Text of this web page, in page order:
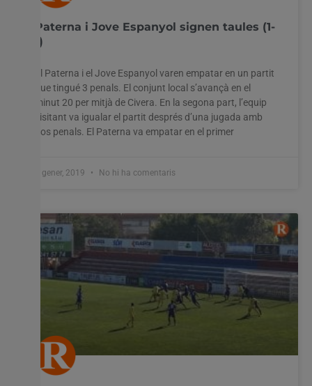
Paterna i Jove Espanyol signen taules (1-
1)
El Paterna i el Jove Espanyol varen empatar en un partit
que tingué 3 penals. El conjunt local s’avançà en el
minut 20 per mitjà de Civera. En la segona part, l’equip
visitant va igualar el partit després d’una jugada amb
dos penals. El Paterna va empatar en el primer
7 gener, 2019 No hi ha comentaris